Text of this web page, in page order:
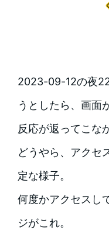
2023-09-12の夜
うとしたら、画面
反応が返ってこな
どうやら、アクセ
定な様子。
何度かアクセスし
ジがこれ。